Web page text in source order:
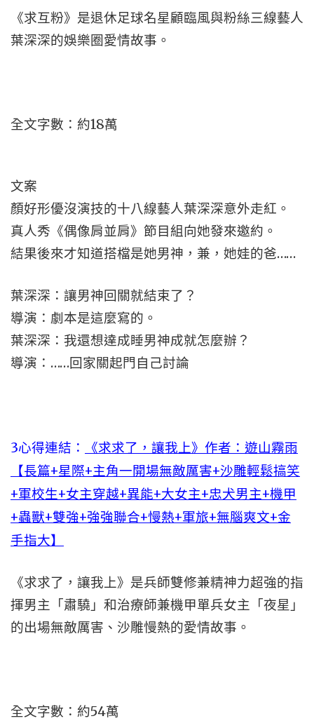
《求互粉》是退休足球名星顧臨風與粉絲三線藝人
葉深深的娛樂圈愛情故事。
全文字數：約18萬
文案
顏好形優沒演技的十八線藝人葉深深意外走紅。
真人秀《偶像肩並肩》節目組向她發來邀約。
結果後來才知道搭檔是她男神，兼，她娃的爸……
葉深深：讓男神回關就結束了？
導演：劇本是這麼寫的。
葉深深：我還想達成睡男神成就怎麼辦？
導演：……回家關起門自己討論
3心得連結：
《求求了，讓我上》作者：遊山霧雨
【長篇+星際+主角一開場無敵厲害+沙雕輕鬆搞笑
+軍校生+女主穿越+異能+大女主+忠犬男主+機甲
+蟲獸+雙強+強強聯合+慢熱+軍旅+無腦爽文+金
手指大】
《求求了，讓我上》是兵師雙修兼精神力超強的指
揮男主「肅驍」和治療師兼機甲單兵女主「夜星」
的出場無敵厲害、沙雕慢熱的愛情故事。
全文字數：約54萬